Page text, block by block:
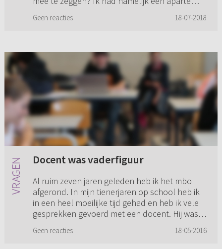
Geen reacties 18-07-2018
Docent was vaderfiguur
Al ruim zeven jaren geleden heb ik het mbo
afgerond. In mijn tienerjaren op school heb ik
in een heel moeilijke tijd gehad en heb ik vele
gesprekken gevoerd met een docent. Hij was
Geen reacties 18-05-2016